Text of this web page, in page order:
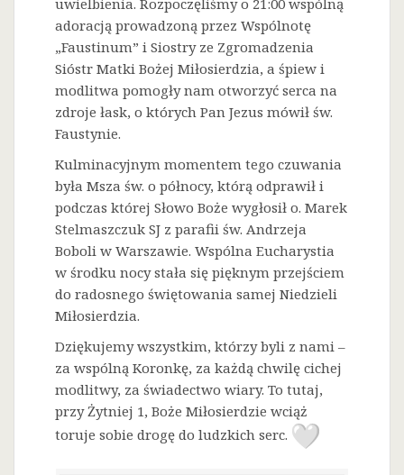
uwielbienia. Rozpoczęliśmy o 21:00 wspólną
adoracją prowadzoną przez Wspólnotę
„Faustinum” i Siostry ze Zgromadzenia
Sióstr Matki Bożej Miłosierdzia, a śpiew i
modlitwa pomogły nam otworzyć serca na
zdroje łask, o których Pan Jezus mówił św.
Faustynie.
Kulminacyjnym momentem tego czuwania
była Msza św. o północy, którą odprawił i
podczas której Słowo Boże wygłosił o. Marek
Stelmaszczuk SJ z parafii św. Andrzeja
Boboli w Warszawie. Wspólna Eucharystia
w środku nocy stała się pięknym przejściem
do radosnego świętowania samej Niedzieli
Miłosierdzia.
Dziękujemy wszystkim, którzy byli z nami –
za wspólną Koronkę, za każdą chwilę cichej
modlitwy, za świadectwo wiary. To tutaj,
przy Żytniej 1, Boże Miłosierdzie wciąż
toruje sobie drogę do ludzkich serc.